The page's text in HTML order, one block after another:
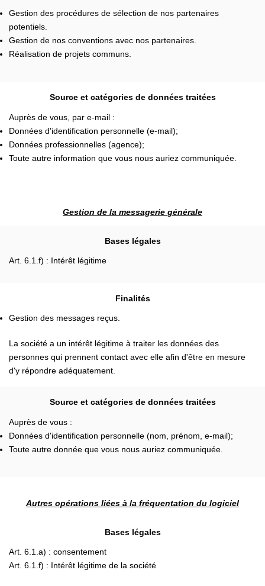
Gestion des procédures de sélection de nos partenaires
potentiels.
Gestion de nos conventions avec nos partenaires.
Réalisation de projets communs.
Source et catégories de données traitées
Auprès de vous, par e-mail :
Données d'identification personnelle (e-mail);
Données professionnelles (agence);
Toute autre information que vous nous auriez communiquée.
Gestion de la messagerie générale
Bases légales
Art. 6.1.f) : Intérêt légitime
Finalités
Gestion des messages reçus.
La société a un intérêt légitime à traiter les données des
personnes qui prennent contact avec elle afin d'être en mesure
d'y répondre adéquatement.
Source et catégories de données traitées
Auprès de vous :
Données d'identification personnelle (nom, prénom, e-mail);
Toute autre donnée que vous nous auriez communiquée.
Autres opérations liées à la fréquentation du logiciel
Bases légales
Art. 6.1.a) : consentement
Art. 6.1.f) : Intérêt légitime de la société